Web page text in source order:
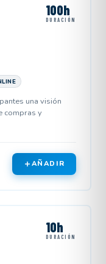
100h
DURACIÓN
una visión
compras y
AÑADIR
10h
DURACIÓN